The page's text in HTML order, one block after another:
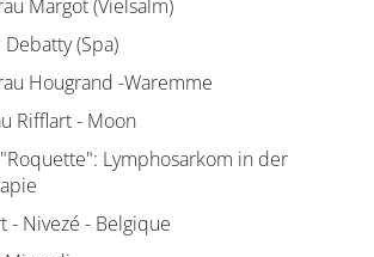
Margot (Vielsalm)
(Spa)
Hougrand -Waremme
Rifflart - Moon
Lymphosarkom in der
- Nivezé - Belgique